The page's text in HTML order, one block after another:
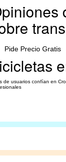
Pide Precio Gratis
de usuarios confían en